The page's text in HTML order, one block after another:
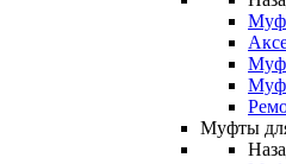
Муфты